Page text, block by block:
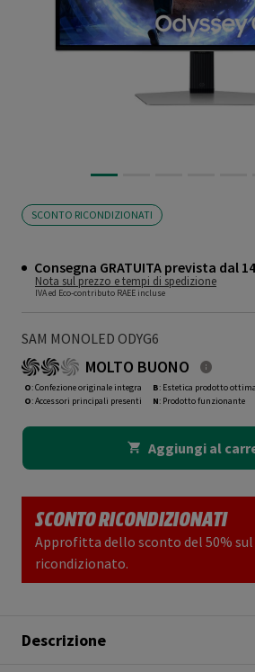
SCONTO RICONDIZIONATI
Consegna GRATUITA prevista dal
Nota sul prezzo e tempi di spedizione
IVA ed Eco-contributo RAEE incluse
SAM MONOLED ODYG6
MOLTO BUONO
O: Confezione originale integra
O: Accessori principali presenti
B: Estetica prodotto ottima
N: Prodotto funzionante
Aggiungi al
SCONTO RICONDIZIONATI
Approfitta dello sconto del 50%
ricondizionato.
Descrizione